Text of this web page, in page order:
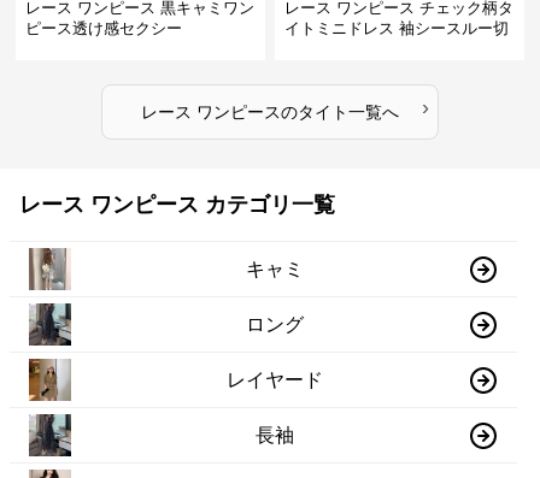
レース ワンピース 黒キャミワン
ピース透け感セクシー
レース ワンピース チェック柄タ
イトミニドレス 袖シースルー切
レース ワンピースのタイト一覧へ ›
レース ワンピース カテゴリ一覧
キャミ
ロング
レイヤード
長袖